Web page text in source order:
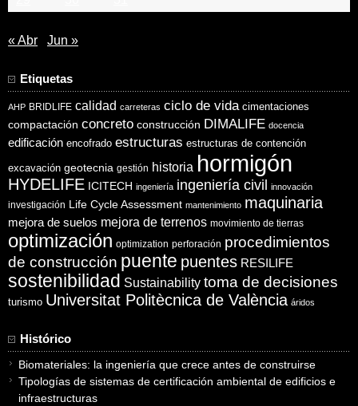
« Abr Jun »
Etiquetas
AHP BRIDLIFE calidad carreteras ciclo de vida cimentaciones
compactación concreto construcción DIMALIFE docencia
edificación encofrado estructuras estructuras de contención
excavación geotecnia gestión historia hormigón
HYDELIFE ICITECH ingeniería ingeniería civil innovación
investigación Life Cycle Assessment mantenimiento maquinaria
mejora de suelos mejora de terrenos movimiento de tierras
optimización optimization perforación procedimientos
de construcción puente puentes RESILIFE
sostenibilidad Sustainability toma de decisiones
turismo Universitat Politècnica de València áridos
Histórico
Biomateriales: la ingeniería que crece antes de construirse
Tipologías de sistemas de certificación ambiental de edificios e
infraestructuras